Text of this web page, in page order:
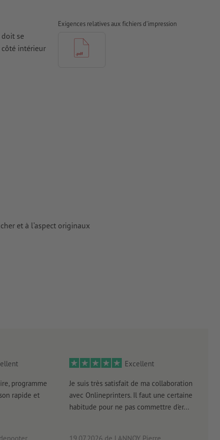
se
intérieur
long de la
à une
Exigences relatives aux fichiers d'impression
et à l’aspect originaux
programme
rapide et
Excellent
Je suis très satisfait de ma collaboration
avec Onlineprinters. Il faut une certaine
habitude pour ne pas commettre d'er...